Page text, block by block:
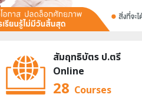
สัมฤทธิบัตร ป.ตรี
Online
28 Courses